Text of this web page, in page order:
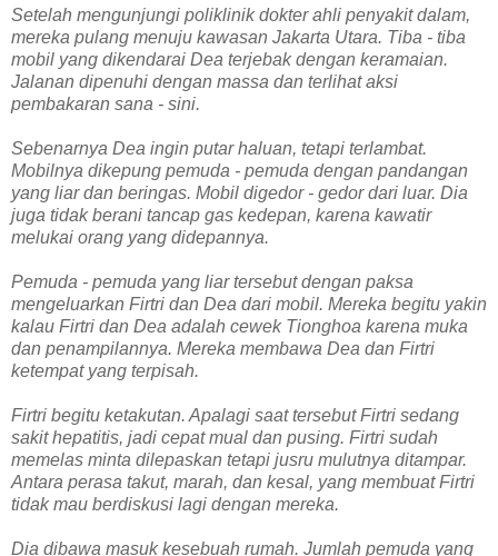
Setelah mengunjungi poliklinik dokter ahli penyakit dalam,
mereka pulang menuju kawasan Jakarta Utara. Tiba - tiba
mobil yang dikendarai Dea terjebak dengan keramaian.
Jalanan dipenuhi dengan massa dan terlihat aksi
pembakaran sana - sini.
Sebenarnya Dea ingin putar haluan, tetapi terlambat.
Mobilnya dikepung pemuda - pemuda dengan pandangan
yang liar dan beringas. Mobil digedor - gedor dari luar. Dia
juga tidak berani tancap gas kedepan, karena kawatir
melukai orang yang didepannya.
Pemuda - pemuda yang liar tersebut dengan paksa
mengeluarkan Firtri dan Dea dari mobil. Mereka begitu yakin
kalau Firtri dan Dea adalah cewek Tionghoa karena muka
dan penampilannya. Mereka membawa Dea dan Firtri
ketempat yang terpisah.
Firtri begitu ketakutan. Apalagi saat tersebut Firtri sedang
sakit hepatitis, jadi cepat mual dan pusing. Firtri sudah
memelas minta dilepaskan tetapi jusru mulutnya ditampar.
Antara perasa takut, marah, dan kesal, yang membuat Firtri
tidak mau berdiskusi lagi dengan mereka.
Dia dibawa masuk kesebuah rumah. Jumlah pemuda yang